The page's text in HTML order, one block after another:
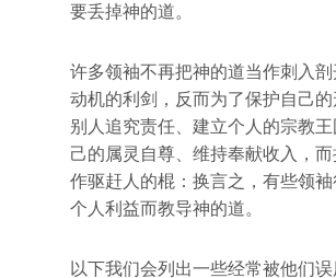
要丢掉神的道。
许多领袖不再把神的道当作刺入
动机的利剑，反而为了保护自己
别人追究责任、建立个人的宗教
己的属灵自尊、维持奉献收入，
作驱赶人的棍：换言之，有些领
个人利益而教导神的道。
以下我们会列出一些经常被他们